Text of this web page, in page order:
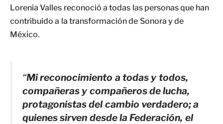
Lorenia Valles reconoció a todas las personas que han
contribuido a la transformación de Sonora y de
México.
“Mi reconocimiento a todas y todos,
compañeras y compañeros de lucha,
protagonistas del cambio verdadero; a
quienes sirven desde la Federación, el